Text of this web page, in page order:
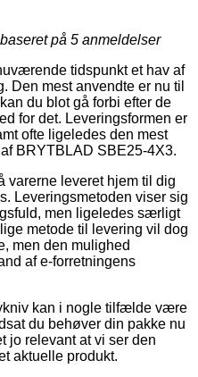
på 5 anmeldelser
tidspunkt et hav af
Den mest anvendte er nu til
du blot gå forbi efter de
for det. Leveringsformen er
ofte ligeledes den mest
BRYTBLAD SBE25-4X3.
varerne leveret hjem til dig
Leveringsmetoden viser sig
men ligeledes særligt
metode til levering vil dog
men den mulighed
af e-forretningens
kan i nogle tilfælde være
du behøver din pakke nu
jo relevant at vi ser den
aktuelle produkt.